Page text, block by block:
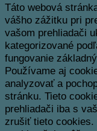
Táto webová
vášho zážitku pri
vašom prehliadači
kategorizované
fungovanie
Používame aj
analyzovať a
stránku. Tieto
prehliadači iba s
zrušiť tieto cookies.